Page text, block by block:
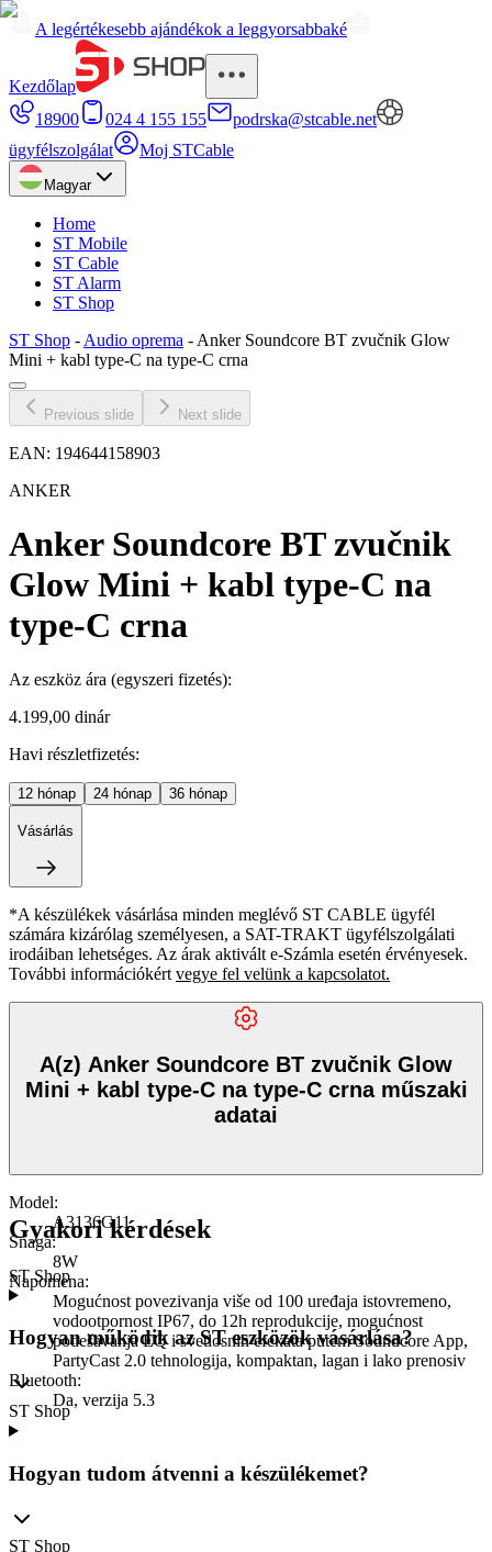
A legértékesebb ajándékok a leggyorsabbaké
Kezdőlap
18900
024 4 155 155
podrska@stcable.net
ügyfélszolgálat
Moj STCable
Magyar
Home
ST Mobile
ST Cable
ST Alarm
ST Shop
ST Shop - Audio oprema - Anker Soundcore BT zvučnik Glow
Mini + kabl type-C na type-C crna
Previous slide Next slide
EAN: 194644158903
ANKER
Anker Soundcore BT zvučnik
Glow Mini + kabl type-C na
type-C crna
Az eszköz ára (egyszeri fizetés):
4.199,00 dinár
Havi részletfizetés:
12 hónap 24 hónap 36 hónap
Vásárlás
*A készülékek vásárlása minden meglévő ST CABLE ügyfél
számára kizárólag személyesen, a SAT-TRAKT ügyfélszolgálati
irodáiban lehetséges. Az árak aktivált e-Számla esetén érvényesek.
További információkért vegye fel velünk a kapcsolatot.
A(z) Anker Soundcore BT zvučnik Glow
Mini + kabl type-C na type-C crna műszaki
adatai
Model:
A3136G11
Snaga:
8W
Napomena:
Mogućnost povezivanja više od 100 uređaja istovremeno,
vodootpornost IP67, do 12h reprodukcije, mogućnost
podešavanja EQ i svetlosnih efekata putem Soundcore App,
PartyCast 2.0 tehnologija, kompaktan, lagan i lako prenosiv
Bluetooth:
Da, verzija 5.3
Gyakori kérdések
ST Shop
Hogyan működik az ST eszközök vásárlása?
ST Shop
Hogyan tudom átvenni a készülékemet?
ST Shop